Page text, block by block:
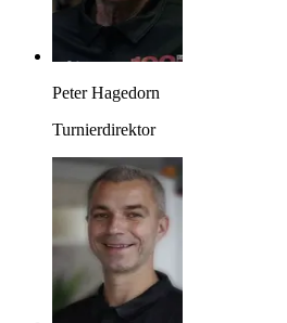
Peter Hagedorn
Turnierdirektor